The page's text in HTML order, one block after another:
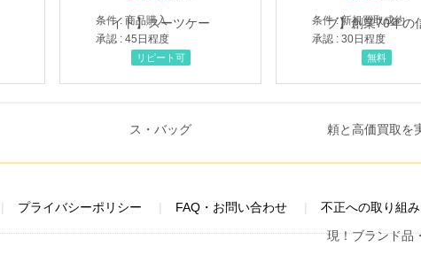
条件 : 商品購入
承認 : 45日程度
リピート可
条件 : 新規買取成約
承認 : 30日程度
無料
プライバシーポリシー FAQ・お問い合わせ 不正への取り組み